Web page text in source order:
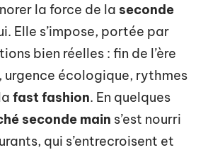
la force de la seconde
Elle s’impose, portée par
bien réelles : fin de l’ère
écologique, rythmes
fast fashion. En quelques
seconde main s’est nourri
qui s’entrecroisent et